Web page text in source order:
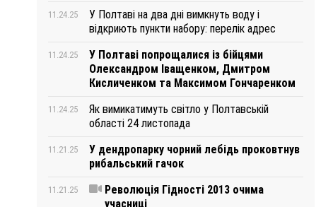
11.24.25
У Полтаві на два дні вимкнуть воду і
відкриють пункти набору: перелік адрес
11.24.25
У Полтаві попрощалися із бійцями
Олександром Іващенком, Дмитром
Кисличенком та Максимом Гончаренком
11.24.25
Як вимикатимуть світло у Полтавській
області 24 листопада
11.21.25
У дендропарку чорний лебідь проковтнув
рибальський гачок
11.21.25
Революція Гідності 2013 очима
учасниці